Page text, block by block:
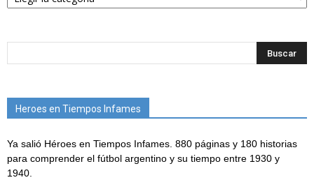
Heroes en Tiempos Infames
Ya salió Héroes en Tiempos Infames. 880 páginas y 180 historias
para comprender el fútbol argentino y su tiempo entre 1930 y
1940.